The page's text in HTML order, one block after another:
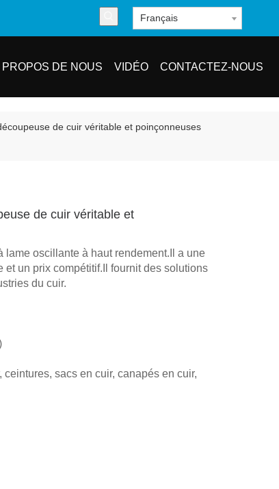
Français
PROPOS DE NOUS VIDÉO CONTACTEZ-NOUS
de cuir véritable et poinçonneuses
de cuir véritable et
oscillante à haut rendement.Il a une
un prix compétitif.Il fournit des solutions
du cuir.
sacs en cuir, canapés en cuir,